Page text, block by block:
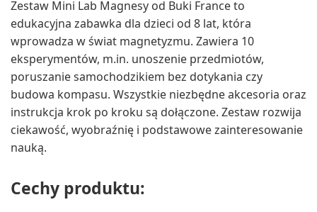
Zestaw Mini Lab Magnesy od Buki France to
edukacyjna zabawka dla dzieci od 8 lat, która
wprowadza w świat magnetyzmu. Zawiera 10
eksperymentów, m.in. unoszenie przedmiotów,
poruszanie samochodzikiem bez dotykania czy
budowa kompasu. Wszystkie niezbędne akcesoria oraz
instrukcja krok po kroku są dołączone. Zestaw rozwija
ciekawość, wyobraźnię i podstawowe zainteresowanie
nauką.
Cechy produktu: